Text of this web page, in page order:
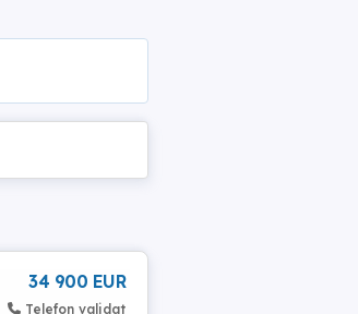
34 900 EUR
Telefon validat